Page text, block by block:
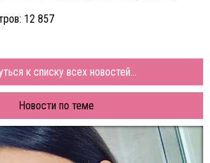
12 857
к списку всех новостей...
Новости по теме